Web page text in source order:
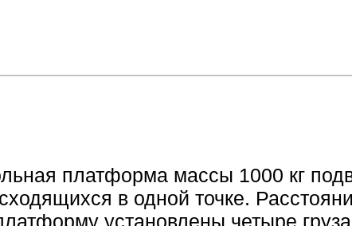
платформа массы 1000 кг
в одной точке.